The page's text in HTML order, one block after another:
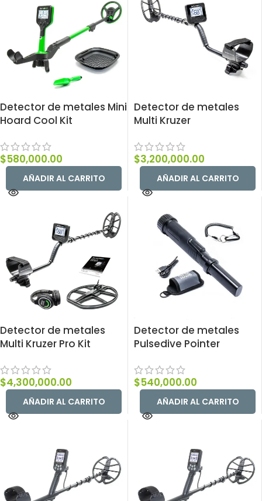
Detector de metales Mini
Hoard Cool Kit
$580,000.00
AÑADIR AL CARRITO
Detector de metales
Multi Kruzer
$3,200,000.00
AÑADIR AL CARRITO
Detector de metales
Multi Kruzer Pro Kit
$4,300,000.00
AÑADIR AL CARRITO
Detector de metales
Pulsedive Pointer
$540,000.00
AÑADIR AL CARRITO